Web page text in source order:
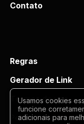
Contato
Regras
Gerador de Link
Termos de uso
Politica de
Usamos cookies
funcione
adicionais para